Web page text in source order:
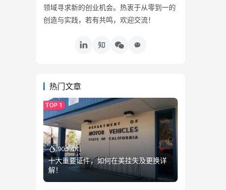
领域寻求新的创业机会。热衷于从零到一的
创造与实践，若有共鸣，欢迎交流！
热门文章
903.4K
十大重要证件，如何在美挂失及更换详
解！